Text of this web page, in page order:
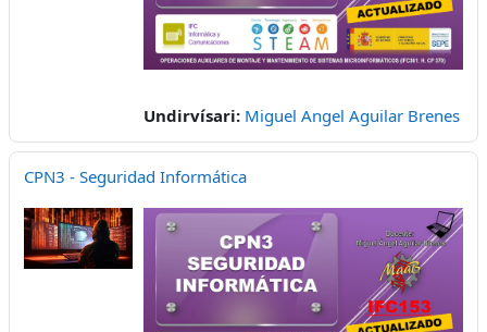
Undirvísari: Miguel Angel Aguilar Brenes
CPN3 - Seguridad Informática